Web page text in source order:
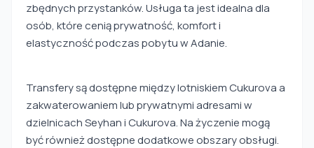
zbędnych przystanków. Usługa ta jest idealna dla
osób, które cenią prywatność, komfort i
elastyczność podczas pobytu w Adanie.
Transfery są dostępne między lotniskiem Cukurova a
zakwaterowaniem lub prywatnymi adresami w
dzielnicach Seyhan i Cukurova. Na życzenie mogą
być również dostępne dodatkowe obszary obsługi.